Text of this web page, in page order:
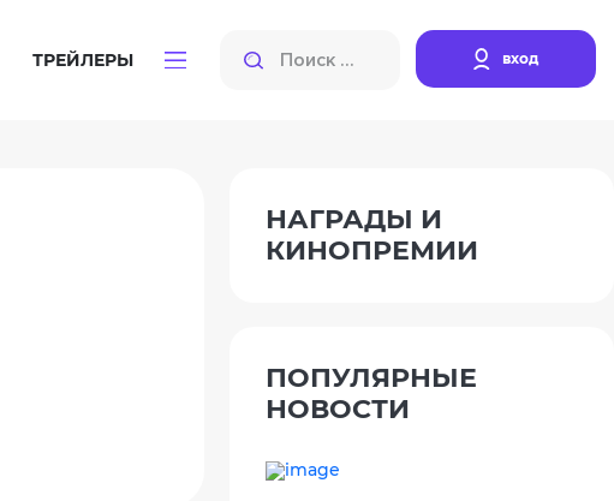
ТРЕЙЛЕРЫ вход
НАГРАДЫ И
КИНОПРЕМИИ
ПОПУЛЯРНЫЕ
НОВОСТИ